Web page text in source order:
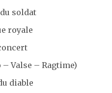
soldat
royale
Valse – Ragtime)
diable